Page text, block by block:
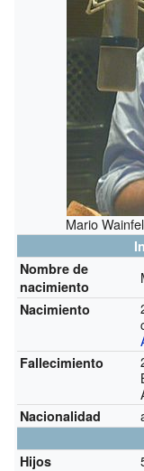
Mario
Nombre de
nacimiento
Nacimiento
Fallecimiento
Nacionalidad
Hijos